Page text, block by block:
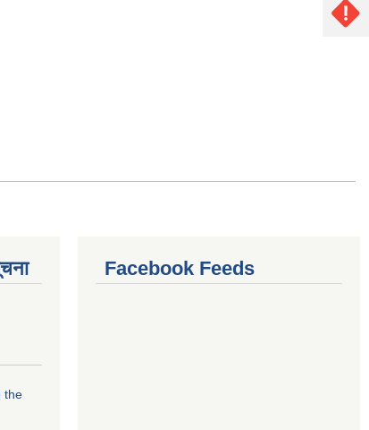
the
Facebook Feeds